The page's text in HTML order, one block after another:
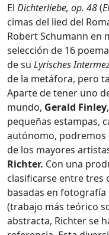
El Dichterliebe, op. 48(
cimas del lied del
Robert Schumann en
selección de 16
de su Lyrisches
de la metáfora, pero
Aparte de tener uno
mundo, Gerald Finley
pequeñas estampas,
autónomo, podremos
de los mayores
Richter. Con una
clasificarse entre tres
basadas en
(trabajo más teórico
abstracta, Richter se